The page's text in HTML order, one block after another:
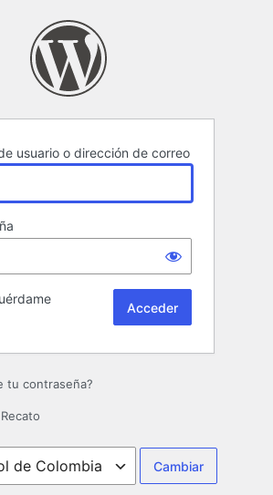
usuario o dirección de correo
tu contraseña?